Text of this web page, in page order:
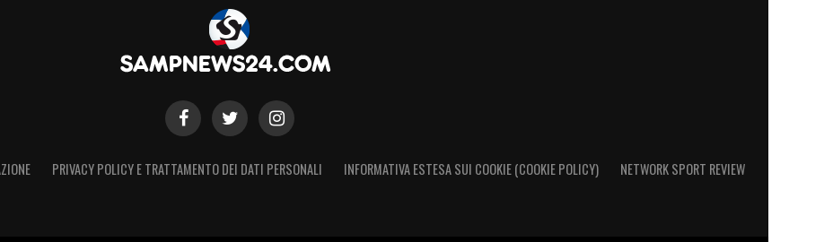
senza dover pagare la clausola».
per l’attacco, ritorno di fiamma per
PRIVACY POLICY E TRATTAMENTO DEI DATI PERSONALI INFORMATIVA ESTESA SUI COOKIE (COOKIE POLICY) NETWORK SPORT REVIEW